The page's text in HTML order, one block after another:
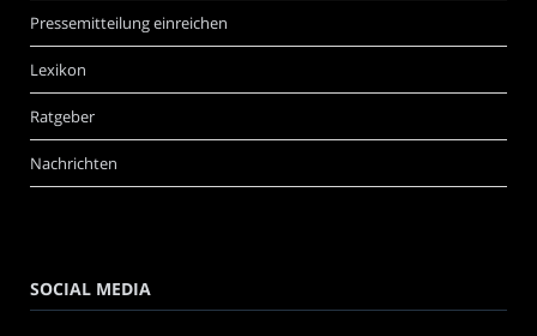
Pressemitteilung einreichen
Lexikon
Ratgeber
Nachrichten
SOCIAL MEDIA